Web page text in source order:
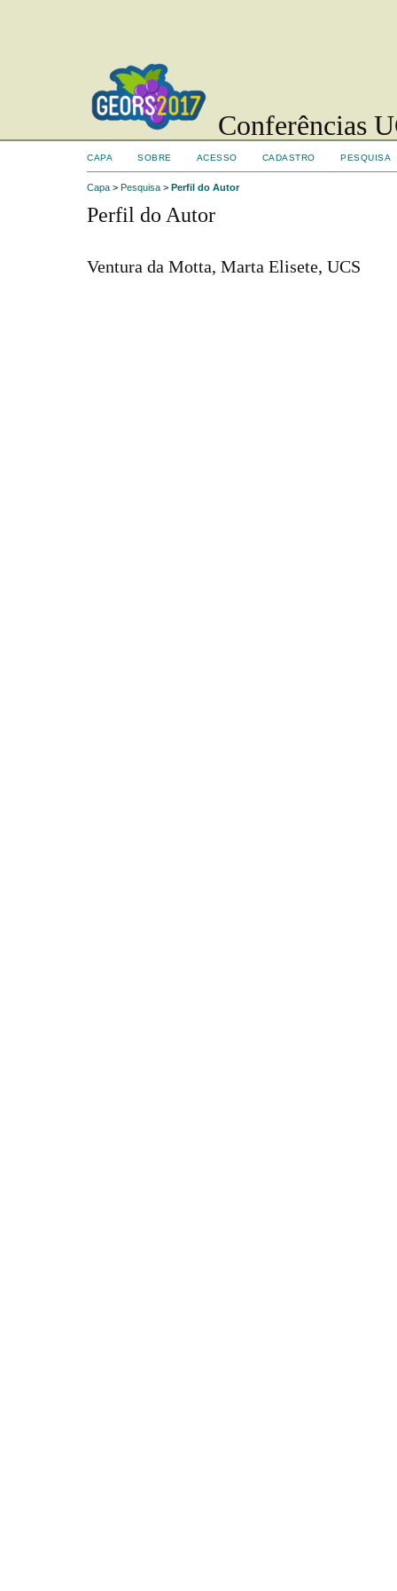
Conferências
CAPA SOBRE ACESSO CADASTRO PESQUISA
Capa > Pesquisa > Perfil do Autor
Perfil do Autor
Ventura da Motta, Marta Elisete, UCS